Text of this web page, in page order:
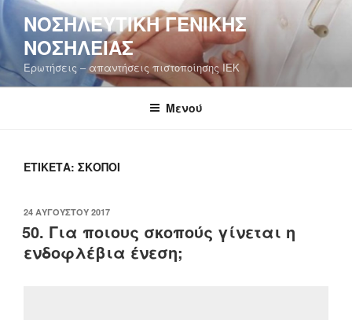
Μετάβαση
στο
περιεχόμενο
ΝΟΣΗΛΕΥΤΙΚΉ ΓΕΝΙΚΉΣ
ΝΟΣΗΛΕΊΑΣ
Ερωτήσεις – απαντήσεις πιστοποίησης ΙΕΚ
Μενού
ΕΤΙΚΈΤΑ: ΣΚΟΠΟΊ
ΔΗΜΟΣΙΕΎΤΗΚΕ
ΣΤΙΣ
24 ΑΥΓΟΎΣΤΟΥ 2017
50. Για ποιους σκοπούς γίνεται η
ενδοφλέβια ένεση;